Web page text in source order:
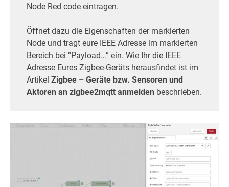
Node Red code eintragen.
Öffnet dazu die Eigenschaften der markierten
Node und tragt eure IEEE Adresse im markierten
Bereich bei “Payload…” ein. Wie Ihr die IEEE
Adresse Eures Zigbee-Geräts herausfindet ist im
Artikel Zigbee – Geräte bzw. Sensoren und
Aktoren an zigbee2mqtt anmelden beschrieben.